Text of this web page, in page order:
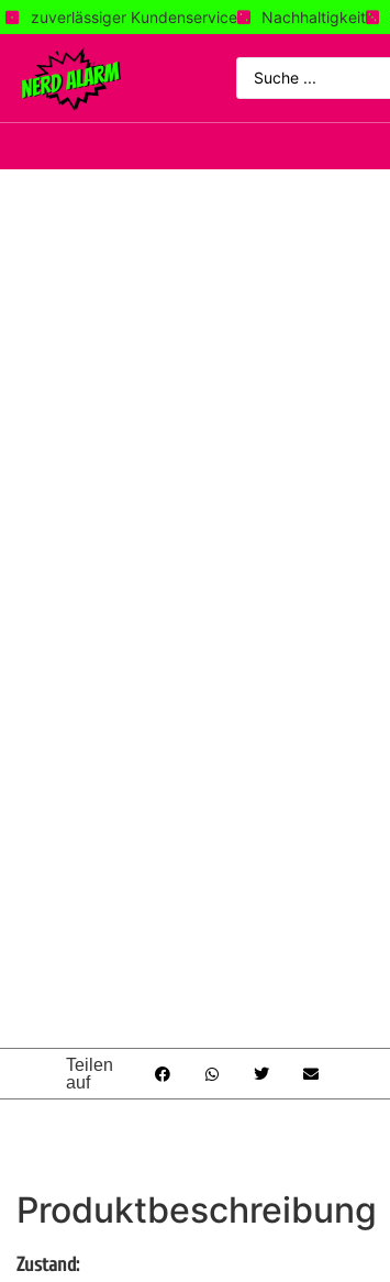
zuverlässiger Kundenservice Nachhaltigkeit
Teilen
auf
Produktbeschreibung
Zustand: